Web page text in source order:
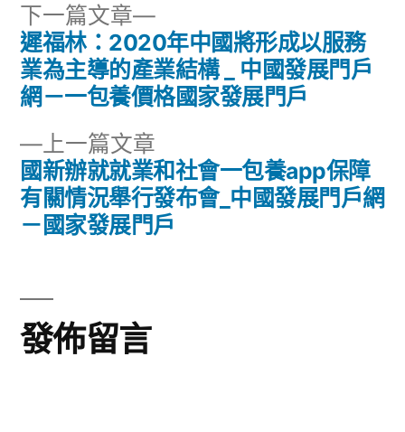
文
章
導
覽
上一篇文章
一
篇
文
國新辦就就業和社會一包養app保障
有關情況舉行發布會_中國發展門戶網
－國家發展門戶
下一篇文章
下
一
篇
文
遲福林：2020年中國將形成以服務
業為主導的產業結構 _ 中國發展門戶
網－一包養價格國家發展門戶
發佈留言